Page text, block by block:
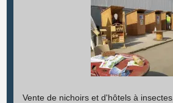
Vente de nichoirs et d'hôtels à insectes.